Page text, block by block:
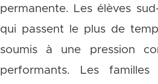
permanente. Les élèves
qui passent le plus de
soumis à une pression
performants. Les familles